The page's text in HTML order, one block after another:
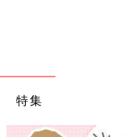
特集